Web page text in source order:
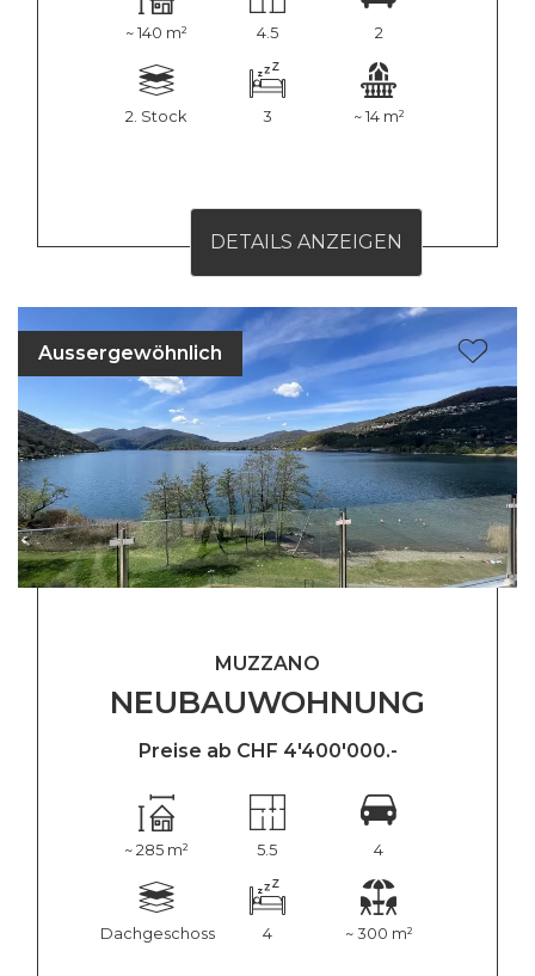
~ 140 m² 4.5 2
2. Stock 3 ~ 14 m²
DETAILS ANZEIGEN
Aussergewöhnlich
NEUBAUWOHNUNG
MUZZANO
Preise ab CHF 4'400'000.-
~ 285 m² 5.5 4
Dachgeschoss 4 ~ 300 m²